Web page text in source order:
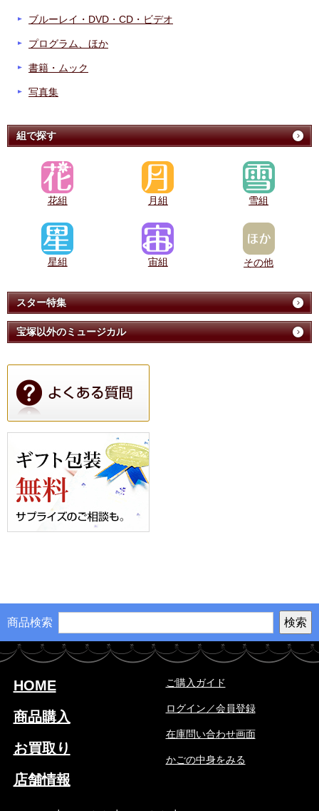
ブルーレイ・DVD・CD・ビデオ
プログラム、ほか
書籍・ムック
写真集
組で探す
花組 月組 雪組
星組 宙組 その他
スター特集
宝塚以外のミュージカル
商品検索
HOME
商品購入
お買取り
店舗情報
ご購入ガイド
ログイン／会員登録
在庫問い合わせ画面
かごの中身をみる